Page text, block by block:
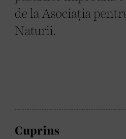
de la Asociația
Naturii.
Cuprins